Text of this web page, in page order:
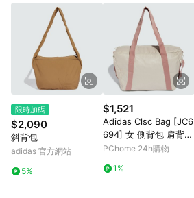
限時加碼
$2,090
斜背包
adidas 官方網站
5%
$1,521
Adidas Clsc Bag [JC6
694] 女 側背包 肩背包
健身包 米
PChome 24h購物
1%